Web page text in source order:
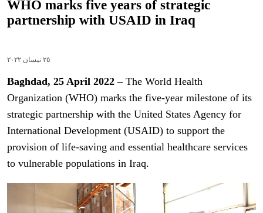
WHO marks five years of strategic
partnership with USAID in Iraq
٢٥ نیسان ٢٠٢٢
Baghdad, 25 April 2022 –The World Health
Organization (WHO) marks the five-year milestone of its
strategic partnership with the United States Agency for
International Development (USAID) to support the
provision of life-saving and essential healthcare services
to vulnerable populations in Iraq.